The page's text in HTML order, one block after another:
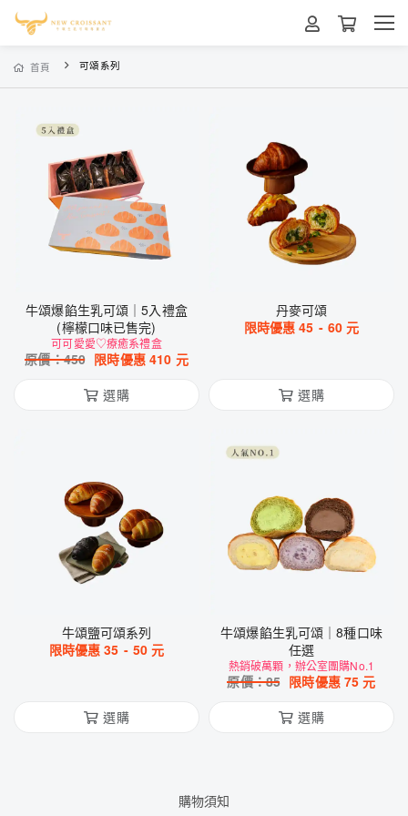
首頁 可頌系列
牛頌爆餡生乳可頌｜5入禮盒
(檸檬口味已售完)
可可愛愛♡療癒系禮盒
原價：450 限時優惠 410 元
選購
丹麥可頌
限時優惠45 - 60 元
選購
牛頌鹽可頌系列
限時優惠35 - 50 元
選購
牛頌爆餡生乳可頌｜8種口味
任選
熱銷破萬顆，辦公室團購No.1
原價：85 限時優惠 75 元
選購
購物須知